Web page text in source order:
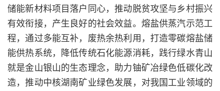
储能新材料项目落户同心，推动脱贫攻坚与乡村振兴
有效衔接，产生良好的社会效益。熔盐供蒸汽示范工
程，通过多能互补，废热余热利用，打造零碳熔盐储
能供热系统，降低传统石化能源消耗，践行绿水青山
就是金山银山的生态理念，助力铀矿冶绿色低碳化改
造，推动中核湖南矿业绿色发展，对我国工业领域的